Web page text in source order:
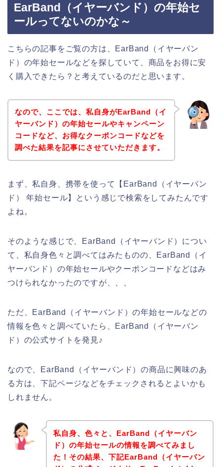
EarBand（イヤーバンド）の年始セ
ールってないのかな～
こちらの記事をご覧の方は、EarBand（イヤーバン
ド）の年始セールなどを探していて、商品をお得に安
く購入できたら？と考えているのだと思います。
なので、ここでは、私自身がEarBand（イ
ヤーバンド）の年始セールやキャンペーン
コードなど、お得なクーポンコードなどを
調べた結果を記事にさせていただきます。
まず、私自身、携帯を使って【EarBand（イヤーバン
ド） 年始セール】という感じで検索をしてみたんです
よね。
そのような感じで、EarBand（イヤーバンド）につい
て、私自身色々と調べてはみたものの、EarBand（イ
ヤーバンド）の年始セールやクーポンコードなどはみ
つけられなかったのですが、、、
ただ、EarBand（イヤーバンド）の年始セールなどの
情報を色々と調べていたら、EarBand（イヤーバン
ド）の公式サイトを発見♪
なので、EarBand（イヤーバンド）の商品に興味のあ
る方は、下記ページなどをチェックされるとよいかも
しれません。
私自身、色々と、EarBand（イヤーバン
ド）の年始セールの情報を調べてみまし
た！その結果、下記EarBand（イヤーバン